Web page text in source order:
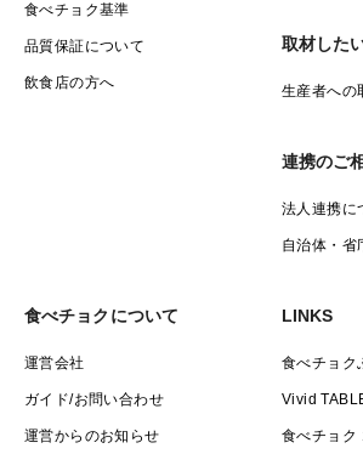
食べチョク基準
品質保証について
飲食店の方へ
取材した
生産者への
連携のご
法人連携に
自治体・省
食べチョクについて
運営会社
ガイド/お問い合わせ
運営からのお知らせ
LINKS
食べチョク
Vivid
食べチョク